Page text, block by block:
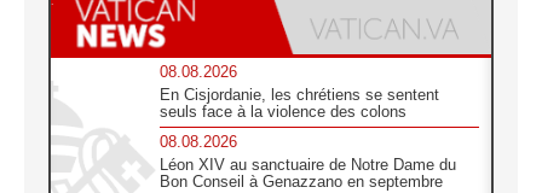
08.08.2026
En Cisjordanie, les chrétiens se sentent
seuls face à la violence des colons
08.08.2026
Léon XIV au sanctuaire de Notre Dame du
Bon Conseil à Genazzano en septembre